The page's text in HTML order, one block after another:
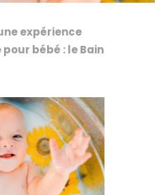
expérience
bébé : le Bain